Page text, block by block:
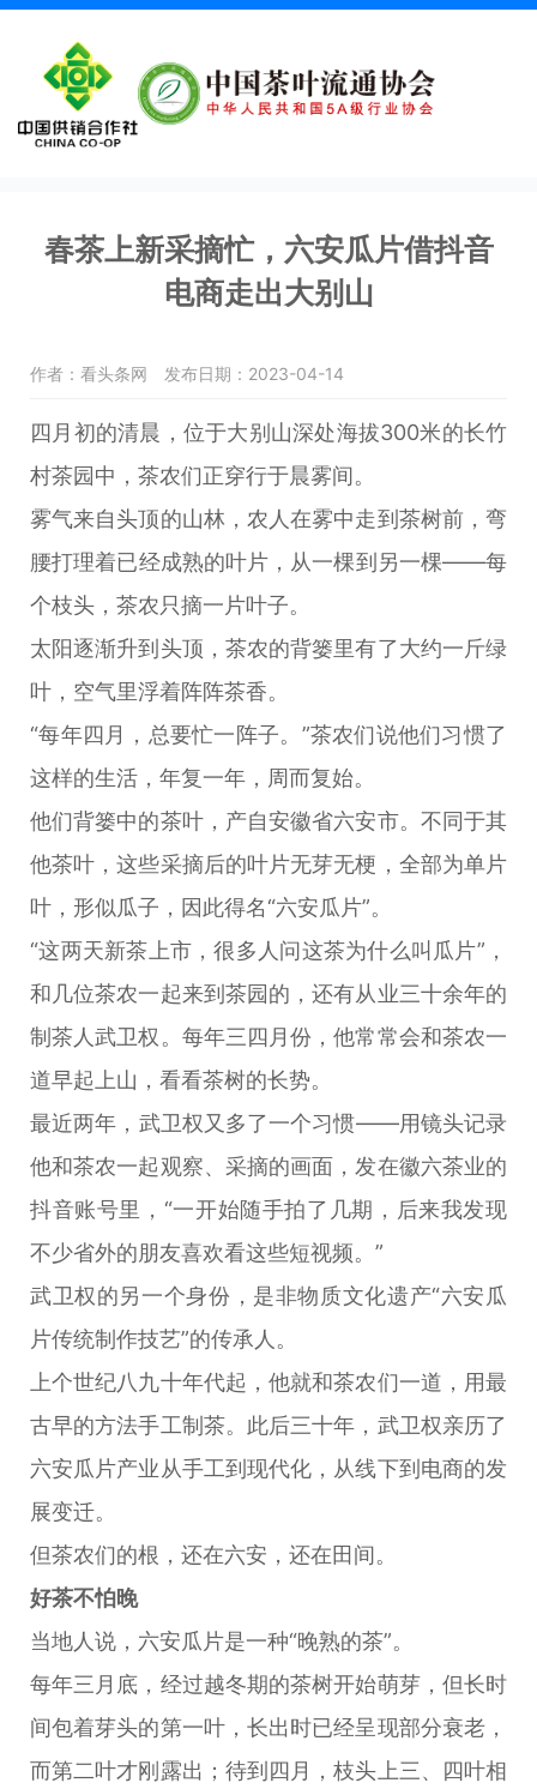
春茶上新采摘忙，六安瓜片借抖音
电商走出大别山
作者：看头条网 发布日期：2023-04-14
四月初的清晨，位于大别山深处海拔300米的长竹
村茶园中，茶农们正穿行于晨雾间。
雾气来自头顶的山林，农人在雾中走到茶树前，弯
腰打理着已经成熟的叶片，从一棵到另一棵——每
个枝头，茶农只摘一片叶子。
太阳逐渐升到头顶，茶农的背篓里有了大约一斤绿
叶，空气里浮着阵阵茶香。
“每年四月，总要忙一阵子。”茶农们说他们习惯了
这样的生活，年复一年，周而复始。
他们背篓中的茶叶，产自安徽省六安市。不同于其
他茶叶，这些采摘后的叶片无芽无梗，全部为单片
叶，形似瓜子，因此得名“六安瓜片”。
“这两天新茶上市，很多人问这茶为什么叫瓜片”，
和几位茶农一起来到茶园的，还有从业三十余年的
制茶人武卫权。每年三四月份，他常常会和茶农一
道早起上山，看看茶树的长势。
最近两年，武卫权又多了一个习惯——用镜头记录
他和茶农一起观察、采摘的画面，发在徽六茶业的
抖音账号里，“一开始随手拍了几期，后来我发现
不少省外的朋友喜欢看这些短视频。”
武卫权的另一个身份，是非物质文化遗产“六安瓜
片传统制作技艺”的传承人。
上个世纪八九十年代起，他就和茶农们一道，用最
古早的方法手工制茶。此后三十年，武卫权亲历了
六安瓜片产业从手工到现代化，从线下到电商的发
展变迁。
但茶农们的根，还在六安，还在田间。
好茶不怕晚
当地人说，六安瓜片是一种“晚熟的茶”。
每年三月底，经过越冬期的茶树开始萌芽，但长时
间包着芽头的第一叶，长出时已经呈现部分衰老，
而第二叶才刚露出；待到四月，枝头上三、四叶相